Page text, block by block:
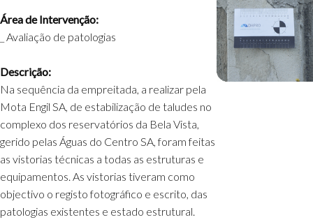
Área de Intervenção:
_ Avaliação de patologias
Descrição:
Na sequência da empreitada, a realizar pela
Mota Engil SA, de estabilização de taludes no
complexo dos reservatórios da Bela Vista,
gerido pelas Águas do Centro SA, foram feitas
as vistorias técnicas a todas as estruturas e
equipamentos. As vistorias tiveram como
objectivo o registo fotográfico e escrito, das
patologias existentes e estado estrutural.